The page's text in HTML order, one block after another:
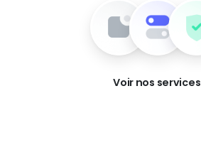
Voir nos services